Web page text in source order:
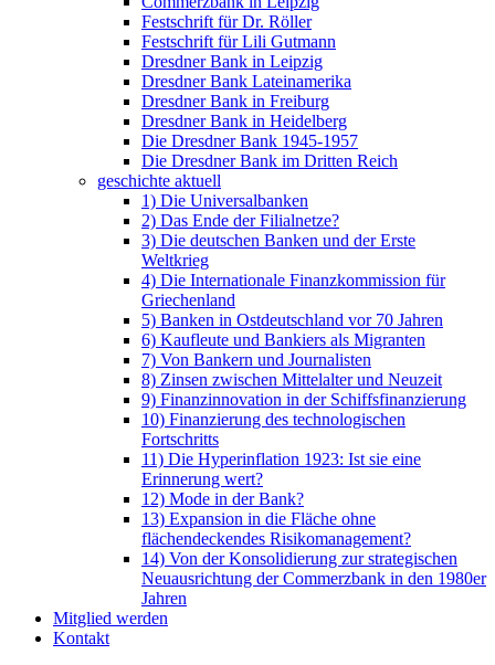
Festschrift für Dr. Röller
Festschrift für Lili Gutmann
Dresdner Bank in Leipzig
Dresdner Bank Lateinamerika
Dresdner Bank in Freiburg
Dresdner Bank in Heidelberg
Die Dresdner Bank 1945-1957
Die Dresdner Bank im Dritten Reich
geschichte aktuell
1) Die Universalbanken
2) Das Ende der Filialnetze?
3) Die deutschen Banken und der Erste
Weltkrieg
4) Die Internationale Finanzkommission für
Griechenland
5) Banken in Ostdeutschland vor 70 Jahren
6) Kaufleute und Bankiers als Migranten
7) Von Bankern und Journalisten
8) Zinsen zwischen Mittelalter und Neuzeit
9) Finanzinnovation in der Schiffsfinanzierung
10) Finanzierung des technologischen
Fortschritts
11) Die Hyperinflation 1923: Ist sie eine
Erinnerung wert?
12) Mode in der Bank?
13) Expansion in die Fläche ohne
flächendeckendes Risikomanagement?
14) Von der Konsolidierung zur strategischen
Neuausrichtung der Commerzbank in den 1980er
Jahren
Mitglied werden
Kontakt